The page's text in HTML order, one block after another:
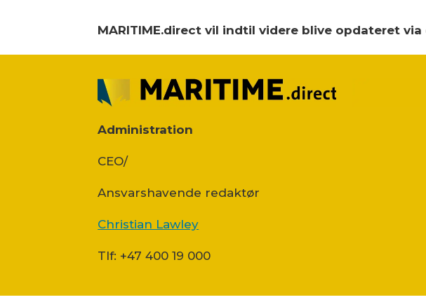
MARITIME.direct vil indtil videre blive opdateret
Administration
CEO/
Ansvars­havende redaktør
Christian Lawley
Tlf: +47 400 19 000